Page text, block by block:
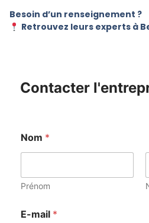
Besoin d’un renseignement ?
Retrouvez leurs experts à
Contacter
Nom *
Prénom
E-mail *